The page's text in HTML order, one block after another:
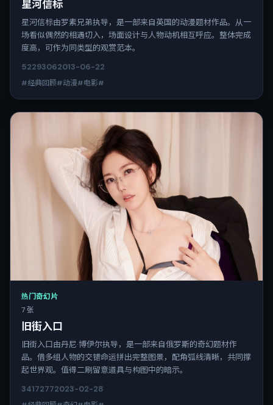
星河信标
星河信标由罗素兄弟执导，是一部来自英国的动漫题材作品。从一
场看似偶然的相遇切入，场面设计与人物动机相互呼应。整体完成
度高，可作为同类型的观赏范本。
52293062013-06-22
#经典回顾#动漫#电影#
热门奇幻片
7 张
旧街入口
旧街入口由丹尼·博伊尔执导，是一部来自俄罗斯的奇幻题材作
品。借多组人物的交错命运拼出完整图景，配角弧线清晰，共同撑
起世界观。值得二刷留意道具与构图中的暗示。
34172772023-02-28